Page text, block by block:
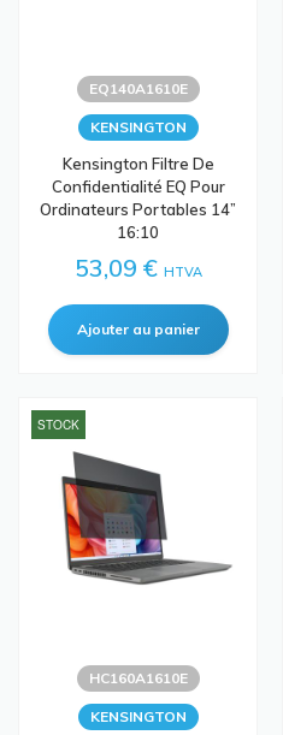
EQ140A1610E
KENSINGTON
Kensington Filtre De
Confidentialité EQ Pour
Ordinateurs Portables 14”
16:10
53,09 € HTVA
STOCK
HC160A1610E
KENSINGTON